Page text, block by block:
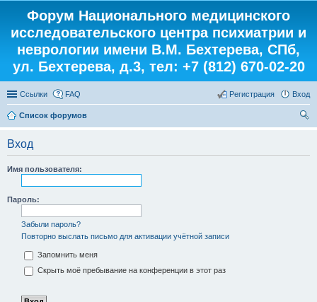
Форум Национального медицинского
исследовательского центра психиатрии и
неврологии имени В.М. Бехтерева, СПб,
ул. Бехтерева, д.3, тел: +7 (812) 670-02-20
Ссылки FAQ Вход
Регистрация
Список форумов
Вход
Имя пользователя:
Пароль:
Забыли пароль?
Повторно выслать письмо для активации учётной записи
Запомнить меня
Скрыть моё пребывание на конференции в этот раз